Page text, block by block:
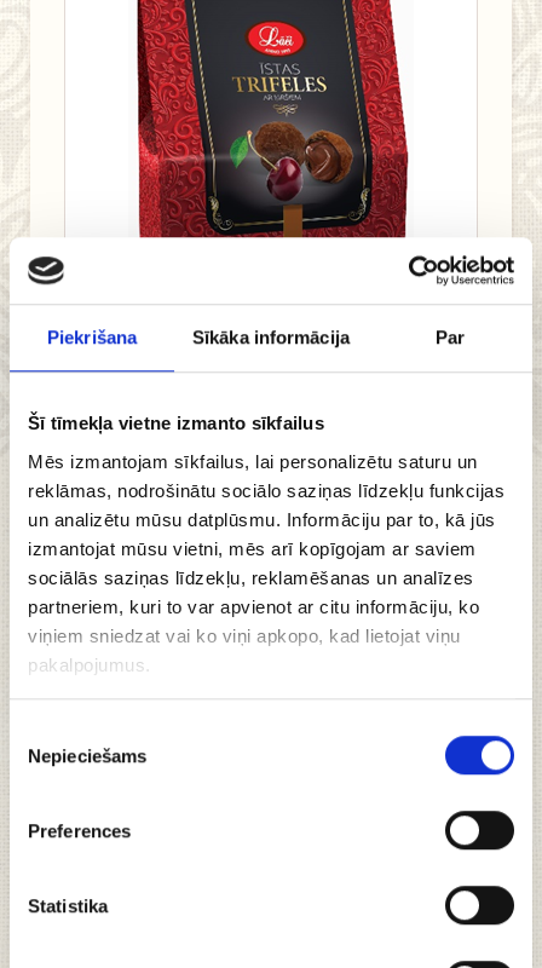
Piekrišana Sīkāka informācija Par
Šī tīmekļa vietne izmanto sīkfailus
Mēs izmantojam sīkfailus, lai personalizētu saturu un
reklāmas, nodrošinātu sociālo saziņas līdzekļu funkcijas
un analizētu mūsu datplūsmu. Informāciju par to, kā jūs
izmantojat mūsu vietni, mēs arī kopīgojam ar saviem
sociālās saziņas līdzekļu, reklamēšanas un analīzes
partneriem, kuri to var apvienot ar citu informāciju, ko
viņiem sniedzat vai ko viņi apkopo, kad lietojat viņu
pakalpojumus.
izvēle
Nepieciešams
Preferences
Statistika
Ekskluzīvas trifeles no īstās tumšās beļģu
3.99 €
Pievienot
grozam